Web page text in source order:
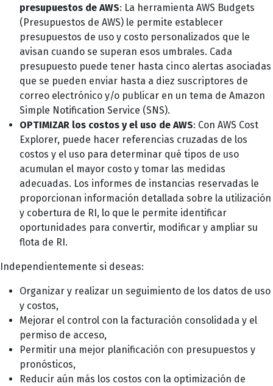
presupuestos de AWS: La herramienta AWS Budgets
(Presupuestos de AWS) le permite establecer
presupuestos de uso y costo personalizados que le
avisan cuando se superan esos umbrales. Cada
presupuesto puede tener hasta cinco alertas asociadas
que se pueden enviar hasta a diez suscriptores de
correo electrónico y/o publicar en un tema de Amazon
Simple Notification Service (SNS).
OPTIMIZAR los costos y el uso de AWS: Con AWS Cost
Explorer, puede hacer referencias cruzadas de los
costos y el uso para determinar qué tipos de uso
acumulan el mayor costo y tomar las medidas
adecuadas. Los informes de instancias reservadas le
proporcionan información detallada sobre la utilización
y cobertura de RI, lo que le permite identificar
oportunidades para convertir, modificar y ampliar su
flota de RI.
Independientemente si deseas:
Organizar y realizar un seguimiento de los datos de uso
y costos,
Mejorar el control con la facturación consolidada y el
permiso de acceso,
Permitir una mejor planificación con presupuestos y
pronósticos,
Reducir aún más los costos con la optimización de